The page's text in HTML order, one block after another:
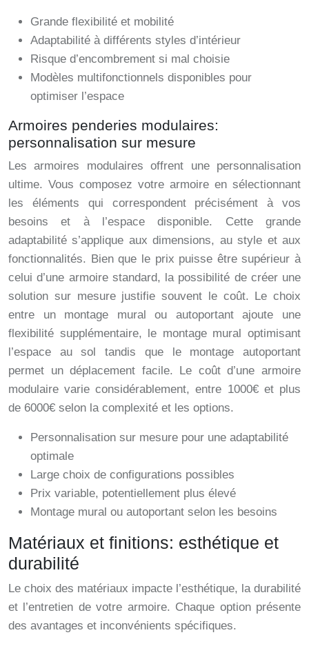
Grande flexibilité et mobilité
Adaptabilité à différents styles d’intérieur
Risque d’encombrement si mal choisie
Modèles multifonctionnels disponibles pour
optimiser l’espace
Armoires penderies modulaires:
personnalisation sur mesure
Les armoires modulaires offrent une personnalisation
ultime. Vous composez votre armoire en sélectionnant
les éléments qui correspondent précisément à vos
besoins et à l’espace disponible. Cette grande
adaptabilité s’applique aux dimensions, au style et aux
fonctionnalités. Bien que le prix puisse être supérieur à
celui d’une armoire standard, la possibilité de créer une
solution sur mesure justifie souvent le coût. Le choix
entre un montage mural ou autoportant ajoute une
flexibilité supplémentaire, le montage mural optimisant
l’espace au sol tandis que le montage autoportant
permet un déplacement facile. Le coût d’une armoire
modulaire varie considérablement, entre 1000€ et plus
de 6000€ selon la complexité et les options.
Personnalisation sur mesure pour une adaptabilité
optimale
Large choix de configurations possibles
Prix variable, potentiellement plus élevé
Montage mural ou autoportant selon les besoins
Matériaux et finitions: esthétique et
durabilité
Le choix des matériaux impacte l’esthétique, la durabilité
et l’entretien de votre armoire. Chaque option présente
des avantages et inconvénients spécifiques.